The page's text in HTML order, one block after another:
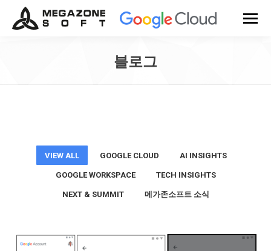
블로그
VIEW ALL GOOGLE CLOUD AI INSIGHTS
GOOGLE WORKSPACE TECH INSIGHTS
NEXT & SUMMIT 메가존소프트 소식